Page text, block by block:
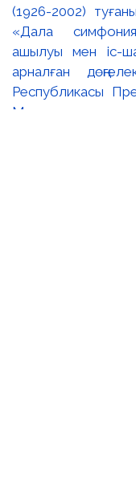
(1926-2002)
«Дала
ашылуы мен іс-
арналған
Республикасы
Мәдениет және